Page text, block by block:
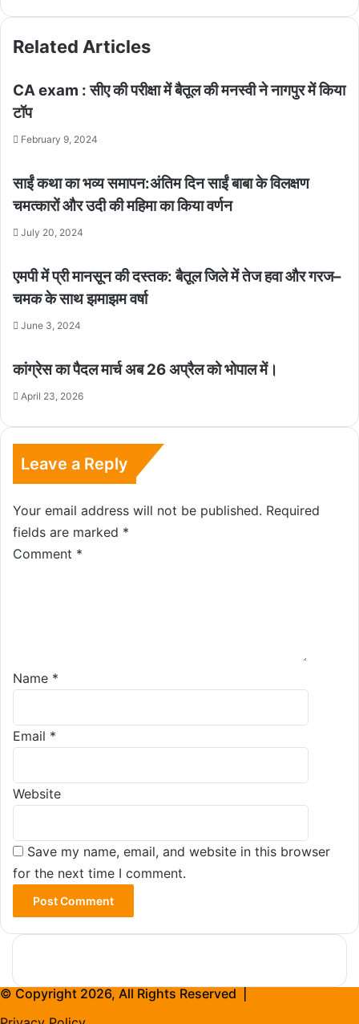
Related Articles
CA exam : सीए की परीक्षा में बैतूल की मनस्वी ने नागपुर में किया
टॉप
February 9, 2024
साईं कथा का भव्य समापन:अंतिम दिन साईं बाबा के विलक्षण
चमत्कारों और उदी की महिमा का किया वर्णन
July 20, 2024
एमपी में प्री मानसून की दस्तक: बैतूल जिले में तेज हवा और गरज–
चमक के साथ झमाझम वर्षा
June 3, 2024
कांग्रेस का पैदल मार्च अब 26 अप्रैल को भोपाल में।
April 23, 2026
Leave a Reply
Your email address will not be published. Required
fields are marked *
Comment *
Name *
Email *
Website
Save my name, email, and website in this browser
for the next time I comment.
© Copyright 2026, All Rights Reserved |